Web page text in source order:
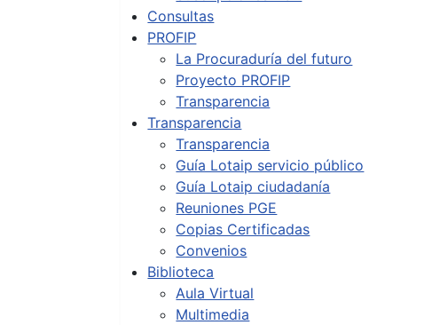
Consultas
PROFIP
La Procuraduría del futuro
Proyecto PROFIP
Transparencia
Transparencia
Transparencia
Guía Lotaip servicio público
Guía Lotaip ciudadanía
Reuniones PGE
Copias Certificadas
Convenios
Biblioteca
Aula Virtual
Multimedia